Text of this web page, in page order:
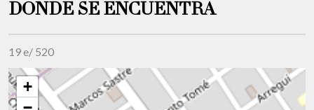
DONDE SE ENCUENTRA
19 e/ 520
+